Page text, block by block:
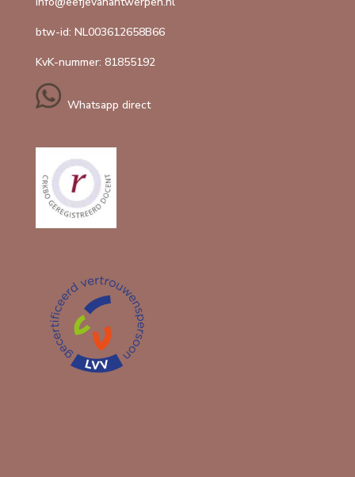
btw-id: NL003612658B66
KvK-nummer: 81855192
Whatsapp direct